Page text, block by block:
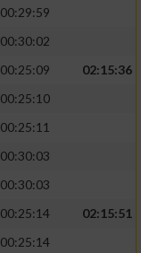
00:29:59
00:30:02
00:25:09
02:15:36
00:25:10
00:25:11
00:30:03
00:30:03
00:25:14
02:15:51
00:25:14